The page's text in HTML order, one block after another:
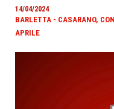
14/04/2024
BARLETTA - CASARANO,
APRILE